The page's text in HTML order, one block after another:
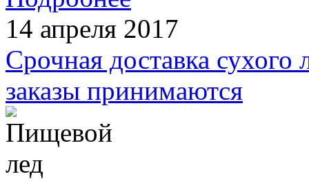
14 апреля 2017
Срочная доставка
заказы принимаются